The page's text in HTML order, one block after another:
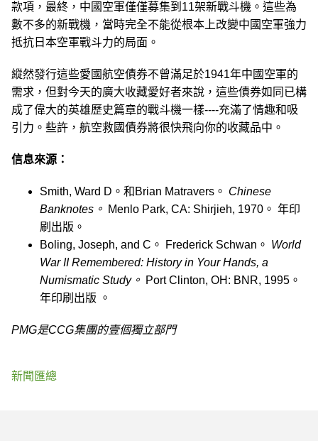
款項，最終，中國空軍僅僅募集到11架新戰斗機。這些為
數不多的新戰機，當時完全不能從根本上改變中國空軍強力
抵抗日本空軍戰斗力的局面。
縱然發行這些愛國航空債券不曾滿足於1941年中國空軍的
需求，但對今天的廣大收藏愛好者來說，這些債券如同已構
成了偉大的英雄歷史篇章的戰斗機一樣----充滿了情趣和吸
引力。些許，航空救國債券將很快飛向你的收藏品中。
信息來源：
Smith, Ward D。和Brian Matravers。 Chinese
Banknotes。 Menlo Park, CA: Shirjieh, 1970。 年印
刷出版。
Boling, Joseph, and C。 Frederick Schwan。 World
War II Remembered: History in Your Hands, a
Numismatic Study。 Port Clinton, OH: BNR, 1995。
年印刷出版 。
PMG是CCG集團的壹個獨立部門
新聞匯總